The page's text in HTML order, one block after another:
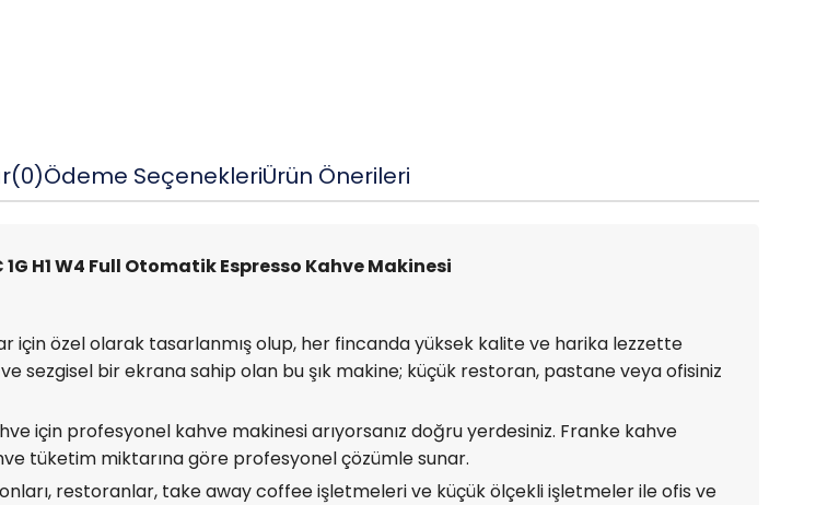
(0)Ödeme SeçenekleriÜrün Önerileri
1G H1 W4 Full Otomatik Espresso Kahve Makinesi
için özel olarak tasarlanmış olup, her fincanda yüksek kalite ve harika lezzette
sezgisel bir ekrana sahip olan bu şık makine; küçük restoran, pastane veya ofisiniz
için profesyonel kahve makinesi arıyorsanız doğru yerdesiniz. Franke kahve
tüketim miktarına göre profesyonel çözümle sunar.
restoranlar, take away coffee işletmeleri ve küçük ölçekli işletmeler ile ofis ve